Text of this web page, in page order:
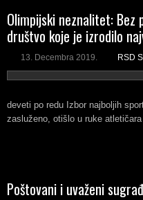
Olimpijski neznalitet: Bez
društvo koje je izrodilo
13. Decembra 2019. RSD
deveti po redu Izbor najboljih
zasluženo, otišlo u ruke
Poštovani i uvaženi